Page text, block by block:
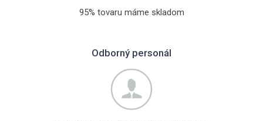
95% tovaru máme skladom
Odborný personál